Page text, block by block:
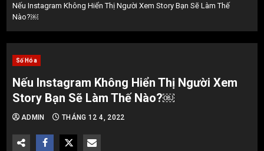
Nếu Instagram Không Hiển Thị Người Xem Story Bạn Sẽ Làm Thế
Nào?￼
Số Hóa
Nếu Instagram Không Hiển Thị Người Xem
Story Bạn Sẽ Làm Thế Nào?￼
ADMIN THÁNG 12 4, 2022